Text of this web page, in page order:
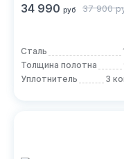
34 990 руб 37 900
Сталь
Толщина полотна
Уплотнитель
3